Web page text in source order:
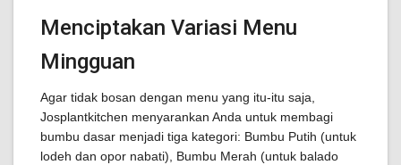
Menciptakan Variasi Menu
Mingguan
Agar tidak bosan dengan menu yang itu-itu saja,
Josplantkitchen menyarankan Anda untuk membagi
bumbu dasar menjadi tiga kategori: Bumbu Putih (untuk
lodeh dan opor nabati), Bumbu Merah (untuk balado